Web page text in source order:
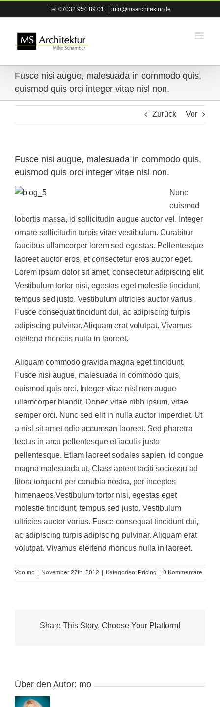
Inhalt
springen
Tel 07032 954 89 01 info@msarchitektur.de
Fusce nisi augue, malesuada in commodo quis,
euismod quis orci integer vitae nisl non.
Zurück Vor
Fusce nisi augue, malesuada in commodo quis,
euismod quis orci integer vitae nisl non.
Nunc
euismod
lobortis massa, id sollicitudin augue auctor vel. Integer
ornare sollicitudin turpis vitae vestibulum. Curabitur
faucibus ullamcorper lorem sed egestas. Pellentesque
laoreet auctor eros, et consectetur eros auctor eget.
Lorem ipsum dolor sit amet, consectetur adipiscing elit.
Vestibulum tortor nisi, egestas eget molestie tincidunt,
tempus sed justo. Vestibulum ultricies auctor varius.
Fusce consequat tincidunt dui, ac adipiscing turpis
adipiscing pulvinar. Aliquam erat volutpat. Vivamus
eleifend rhoncus nulla in laoreet.
Aliquam commodo gravida magna eget tincidunt.
Fusce nisi augue, malesuada in commodo quis,
euismod quis orci. Integer vitae nisl non augue
ullamcorper blandit. Donec vitae nibh ipsum, vitae
semper orci. Nunc sed elit in nulla auctor imperdiet. Ut
a nisl sit amet odio accumsan laoreet. Sed pharetra
lectus in arcu pellentesque et iaculis justo
pellentesque. Etiam laoreet sodales sapien, id congue
magna malesuada ut. Class aptent taciti sociosqu ad
litora torquent per conubia nostra, per inceptos
himenaeos.Vestibulum tortor nisi, egestas eget
molestie tincidunt, tempus sed justo. Vestibulum
ultricies auctor varius. Fusce consequat tincidunt dui,
ac adipiscing turpis adipiscing pulvinar. Aliquam erat
volutpat. Vivamus eleifend rhoncus nulla in laoreet.
Von mo November 27th, 2012 Kategorien: Pricing 0 Kommentare
Share This Story, Choose Your Platform!
Über den Autor: mo